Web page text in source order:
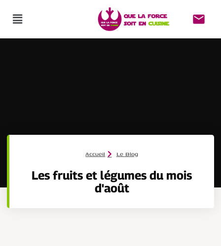
Accueil Le Blog
Les fruits et légumes du mois
d'août